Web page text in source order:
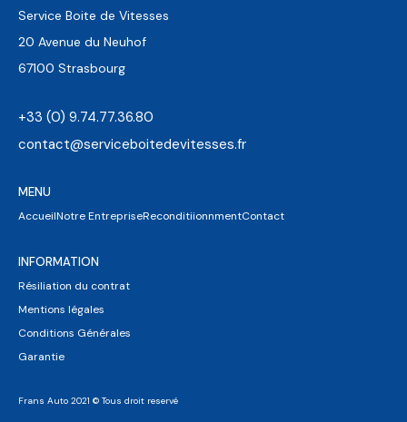
Service Boite de Vitesses
20 Avenue du Neuhof
67100 Strasbourg
+33 (0) 9.74.77.36.80
contact@serviceboitedevitesses.fr
MENU
AccueilNotre EntrepriseReconditiionnmentContact
INFORMATION
Résiliation du contrat
Mentions légales
Conditions Générales
Garantie
Frans Auto 2021 © Tous droit reservé